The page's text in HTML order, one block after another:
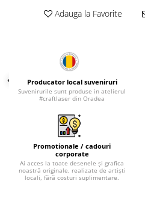
Adauga la Favorite
Producator local suveniruri
Suvenirurile sunt produse in atelierul
#craftlaser din Oradea
Promotionale / cadouri
corporate
Ai acces la toate desenele și grafica
noastră originale, realizate de artiști
locali, fără costuri suplimentare.